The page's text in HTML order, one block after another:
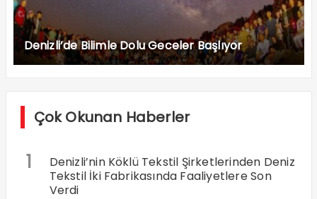
Denizli’de Bilimle Dolu Geceler Başlıyor
Çok Okunan Haberler
1
Denizli’nin Köklü Tekstil Şirketlerinden Deniz
Tekstil İki Fabrikasında Faaliyetlere Son
Verdi